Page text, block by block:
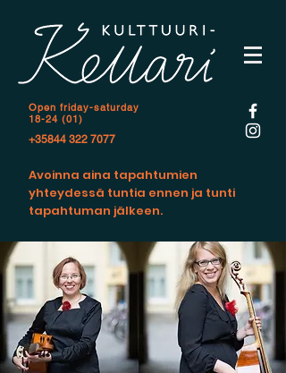
Open friday-saturday
18-24 (01)
+35844 322 7077
Avoinna aina tapahtumien
yhteydessä tuntia ennen ja tunti
tapahtuman jälkeen.